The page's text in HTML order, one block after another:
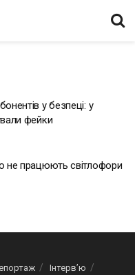
у безпеці: у
фейки
не працюють світлофори
Інтерв’ю